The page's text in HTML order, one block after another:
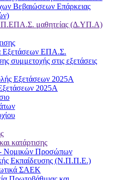
Βεβαιώσεων Επάρκειας
μαθητείας (Δ.ΥΠ.Α)
Εξετάσεων ΕΠΑ.Σ.
συμμετοχής στις εξετάσεις
Εξετάσεων 2025A
2025Α
κατάρτισης
Νομικών Προσώπων
Εκπαίδευσης (Ν.Π.Π.Ε.)
ΣΑΕΚ